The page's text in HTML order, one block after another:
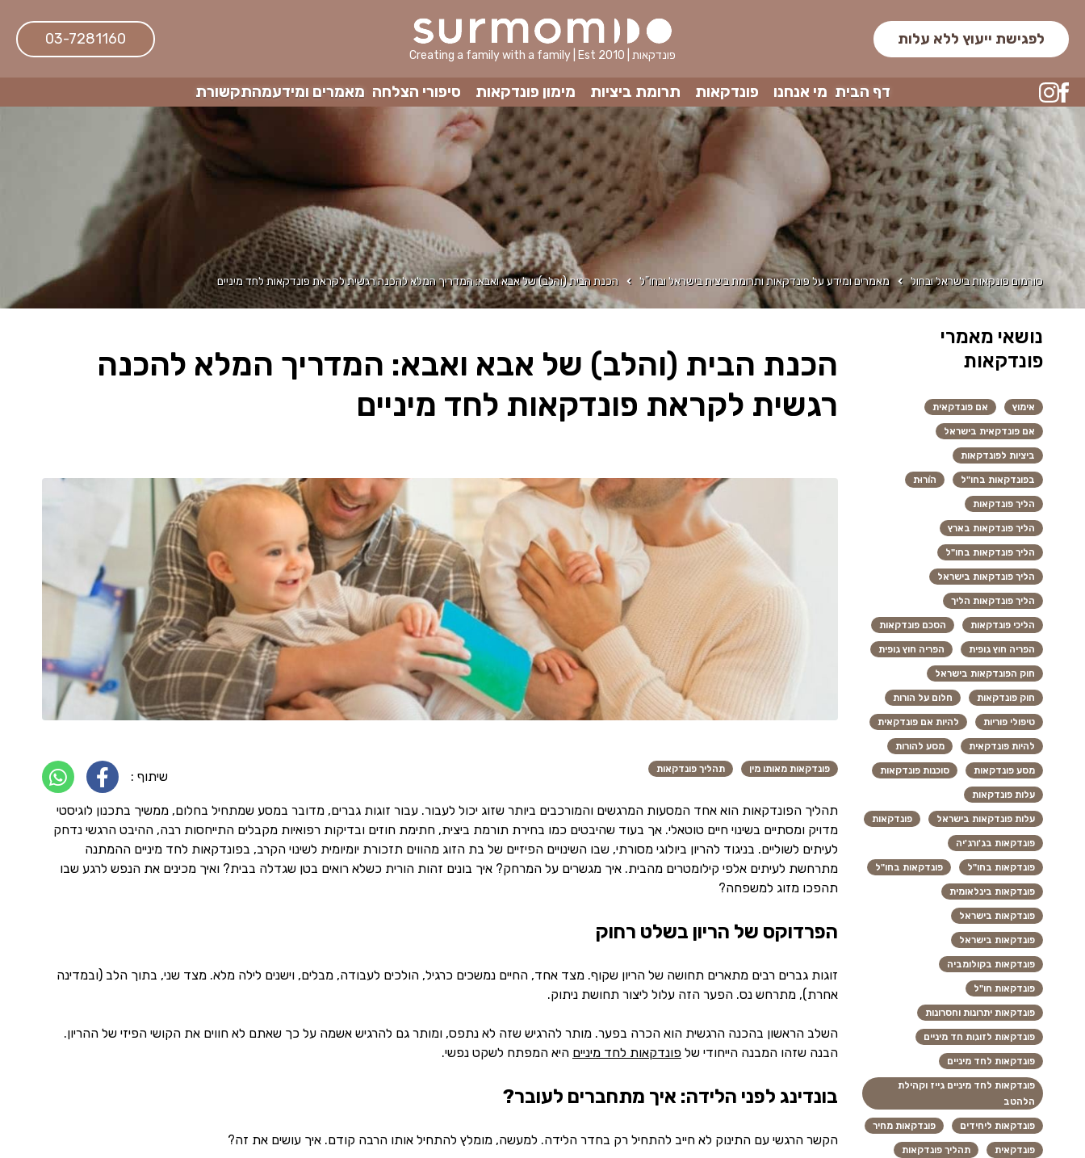
לפגישת ייעוץ ללא עלות
Creating a family with a family | Est 2010 | פונדקאות
03-7281160
דף הבית מי אנחנו פונדקאות תרומת ביציות מימון פונדקאות סיפורי הצלחה מאמרים ומידעמהתקשורת
סורמום פונקאות בישראל ובחול מאמרים ומידע על פונדקאות ותרומת ביצית בישראל ובחו"ל הכנת הבית (והלב) של אבא ואבא: המדריך המלא להכנה רגשית לקראת פונדקאות לחד מיניים
הכנת הבית (והלב) של אבא ואבא: המדריך המלא להכנה
רגשית לקראת פונדקאות לחד מיניים
פונדקאות מאותו מין תהליך פונדקאות שיתוף :
תהליך הפונדקאות הוא אחד המסעות המרגשים והמורכבים ביותר שזוג יכול לעבור. עבור זוגות גברים, מדובר במסע שמתחיל בחלום, ממשיך בתכנון לוגיסטי
מדויק ומסתיים בשינוי חיים טוטאלי. אך בעוד שהיבטים כמו בחירת תורמת ביצית, חתימת חוזים ובדיקות רפואיות מקבלים התייחסות רבה, ההיבט הרגשי נדחק
לעיתים לשוליים. בניגוד להריון ביולוגי מסורתי, שבו השינויים הפיזיים של בת הזוג מהווים תזכורת יומיומית לשינוי הקרב, בפונדקאות לחד מיניים ההמתנה
מתרחשת לעיתים אלפי קילומטרים מהבית. איך מגשרים על המרחק? איך בונים זהות הורית כשלא רואים בטן שגדלה בבית? ואיך מכינים את הנפש לרגע שבו
תהפכו מזוג למשפחה?
הפרדוקס של הריון בשלט רחוק
זוגות גברים רבים מתארים תחושה של הריון שקוף. מצד אחד, החיים נמשכים כרגיל, הולכים לעבודה, מבלים, וישנים לילה מלא. מצד שני, בתוך הלב (ובמדינה
אחרת), מתרחש נס. הפער הזה עלול ליצור תחושת ניתוק.
השלב הראשון בהכנה הרגשית הוא הכרה בפער. מותר להרגיש שזה לא נתפס, ומותר גם להרגיש אשמה על כך שאתם לא חווים את הקושי הפיזי של ההריון.
הבנה שזהו המבנה הייחודי של פונדקאות לחד מיניים היא המפתח לשקט נפשי.
בונדינג לפני הלידה: איך מתחברים לעובר?
הקשר הרגשי עם התינוק לא חייב להתחיל רק בחדר הלידה. למעשה, מומלץ להתחיל אותו הרבה קודם. איך עושים את זה?
נושאי מאמרי
פונדקאות
אימוץ אם פונדקאית
אם פונדקאית בישראל
ביציות לפונדקאות
בפונדקאות בחו"ל הוֹרוּת
הליך פונדקאות
הליך פונדקאות בארץ
הליך פונדקאות בחו"ל
הליך פונדקאות בישראל
הליך פונדקאות הליך
הליכי פונדקאות הסכם פונדקאות
הפריה חוץ גופית הפריה חוץ גופית
חוק הפונדקאות בישראל
חוק פונדקאות חלום על הורות
טיפולי פוריות להיות אם פונדקאית
להיות פונדקאית מסע להורות
מסע פונדקאות סוכנות פונדקאות
עלות פונדקאות
עלות פונדקאות בישראל פונדקאות
פונדקאות בג'ורג'יה
פונדקאות בחו"ל פונדקאות בחו"ל
פונדקאות בינלאומית
פונדקאות בישראל
פונדקאות בישראל
פונדקאות בקולומביה
פונדקאות חו"ל
פונדקאות יתרונות וחסרונות
פונדקאות לזוגות חד מיניים
פונדקאות לחד מיניים
פונדקאות לחד מיניים גייז וקהילת
הלהטב
פונדקאות ליחידים פונדקאות מחיר
פונדקאית תהליך פונדקאות